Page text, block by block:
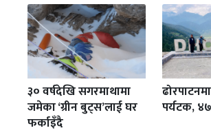
३० वर्षदेखि सगरमाथामा
जमेका ‘ग्रीन बुट्स’लाई घर
फर्काइँदै
पर्यटक,